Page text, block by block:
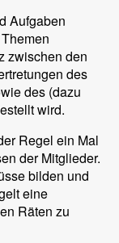
Aufgaben
zwischen den
des
des (dazu
wird.
Regel ein Mal
der Mitglieder.
bilden und
eine
Räten zu